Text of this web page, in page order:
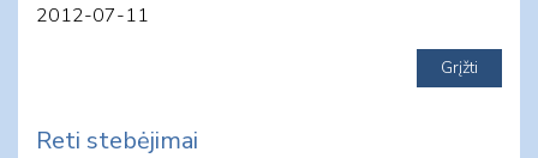
2012-07-11
Reti stebėjimai